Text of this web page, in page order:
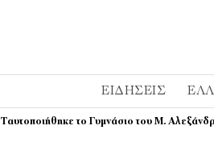
ΕΙΔΉΣΕΙΣ
Ταυτοποιήθηκε το Γυμνάσιο του Μ.